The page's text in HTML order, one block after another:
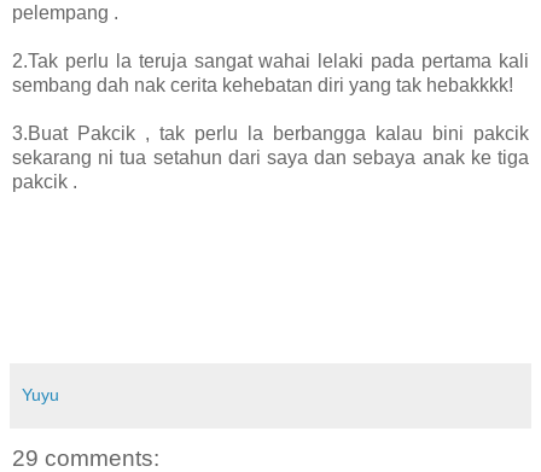
pelempang .
2.Tak perlu la teruja sangat wahai lelaki pada pertama kali
sembang dah nak cerita kehebatan diri yang tak hebakkkk!
3.Buat Pakcik , tak perlu la berbangga kalau bini pakcik
sekarang ni tua setahun dari saya dan sebaya anak ke tiga
pakcik .
Yuyu
29 comments: